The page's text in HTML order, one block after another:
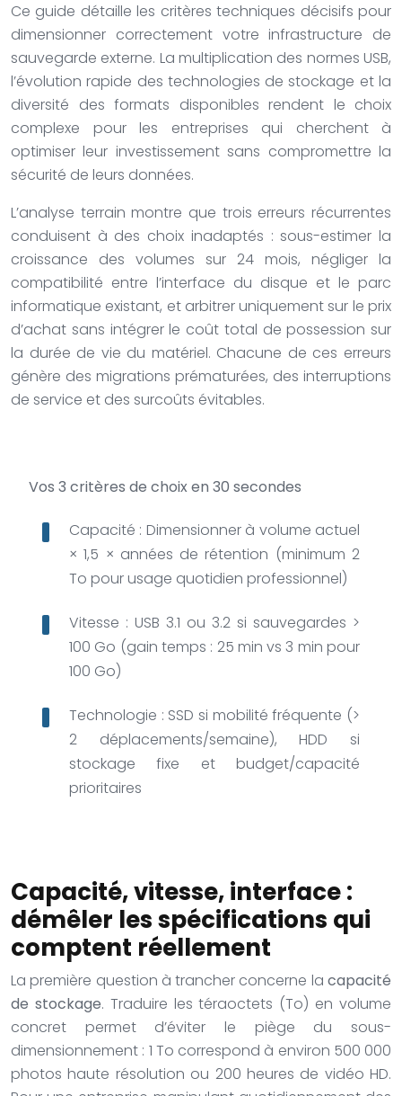
Ce guide détaille les critères techniques décisifs pour
dimensionner correctement votre infrastructure de
sauvegarde externe. La multiplication des normes USB,
l’évolution rapide des technologies de stockage et la
diversité des formats disponibles rendent le choix
complexe pour les entreprises qui cherchent à
optimiser leur investissement sans compromettre la
sécurité de leurs données.
L’analyse terrain montre que trois erreurs récurrentes
conduisent à des choix inadaptés : sous-estimer la
croissance des volumes sur 24 mois, négliger la
compatibilité entre l’interface du disque et le parc
informatique existant, et arbitrer uniquement sur le prix
d’achat sans intégrer le coût total de possession sur
la durée de vie du matériel. Chacune de ces erreurs
génère des migrations prématurées, des interruptions
de service et des surcoûts évitables.
Vos 3 critères de choix en 30 secondes
Capacité : Dimensionner à volume actuel
× 1,5 × années de rétention (minimum 2
To pour usage quotidien professionnel)
Vitesse : USB 3.1 ou 3.2 si sauvegardes >
100 Go (gain temps : 25 min vs 3 min pour
100 Go)
Technologie : SSD si mobilité fréquente (>
2 déplacements/semaine), HDD si
stockage fixe et budget/capacité
prioritaires
Capacité, vitesse, interface :
démêler les spécifications qui
comptent réellement
La première question à trancher concerne la capacité
de stockage. Traduire les téraoctets (To) en volume
concret permet d’éviter le piège du sous-
dimensionnement : 1 To correspond à environ 500 000
photos haute résolution ou 200 heures de vidéo HD.